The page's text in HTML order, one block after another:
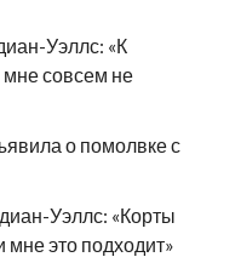
Уэллс: «К
совсем не
о помолвке с
Уэллс: «Корты
это подходит»